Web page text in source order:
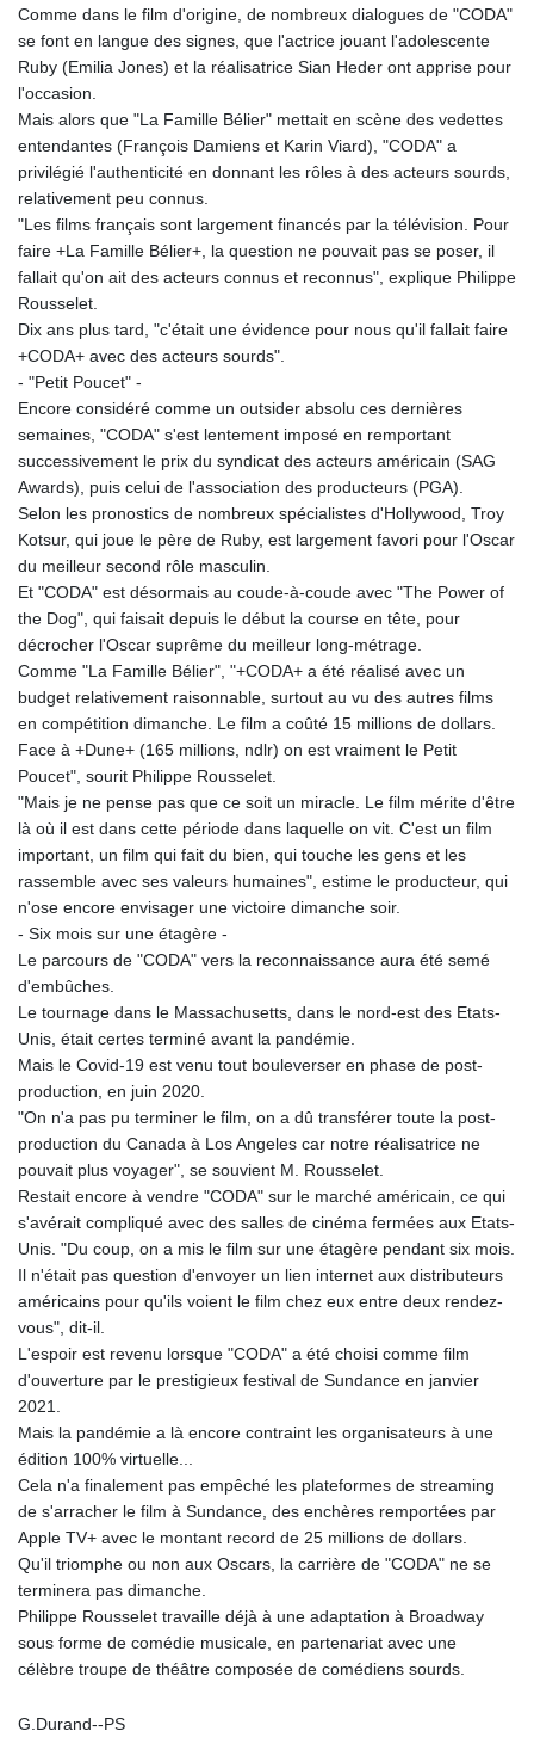
Comme dans le film d'origine, de nombreux dialogues de "CODA"
se font en langue des signes, que l'actrice jouant l'adolescente
Ruby (Emilia Jones) et la réalisatrice Sian Heder ont apprise pour
l'occasion.
Mais alors que "La Famille Bélier" mettait en scène des vedettes
entendantes (François Damiens et Karin Viard), "CODA" a
privilégié l'authenticité en donnant les rôles à des acteurs sourds,
relativement peu connus.
"Les films français sont largement financés par la télévision. Pour
faire +La Famille Bélier+, la question ne pouvait pas se poser, il
fallait qu'on ait des acteurs connus et reconnus", explique Philippe
Rousselet.
Dix ans plus tard, "c'était une évidence pour nous qu'il fallait faire
+CODA+ avec des acteurs sourds".
- "Petit Poucet" -
Encore considéré comme un outsider absolu ces dernières
semaines, "CODA" s'est lentement imposé en remportant
successivement le prix du syndicat des acteurs américain (SAG
Awards), puis celui de l'association des producteurs (PGA).
Selon les pronostics de nombreux spécialistes d'Hollywood, Troy
Kotsur, qui joue le père de Ruby, est largement favori pour l'Oscar
du meilleur second rôle masculin.
Et "CODA" est désormais au coude-à-coude avec "The Power of
the Dog", qui faisait depuis le début la course en tête, pour
décrocher l'Oscar suprême du meilleur long-métrage.
Comme "La Famille Bélier", "+CODA+ a été réalisé avec un
budget relativement raisonnable, surtout au vu des autres films
en compétition dimanche. Le film a coûté 15 millions de dollars.
Face à +Dune+ (165 millions, ndlr) on est vraiment le Petit
Poucet", sourit Philippe Rousselet.
"Mais je ne pense pas que ce soit un miracle. Le film mérite d'être
là où il est dans cette période dans laquelle on vit. C'est un film
important, un film qui fait du bien, qui touche les gens et les
rassemble avec ses valeurs humaines", estime le producteur, qui
n'ose encore envisager une victoire dimanche soir.
- Six mois sur une étagère -
Le parcours de "CODA" vers la reconnaissance aura été semé
d'embûches.
Le tournage dans le Massachusetts, dans le nord-est des Etats-
Unis, était certes terminé avant la pandémie.
Mais le Covid-19 est venu tout bouleverser en phase de post-
production, en juin 2020.
"On n'a pas pu terminer le film, on a dû transférer toute la post-
production du Canada à Los Angeles car notre réalisatrice ne
pouvait plus voyager", se souvient M. Rousselet.
Restait encore à vendre "CODA" sur le marché américain, ce qui
s'avérait compliqué avec des salles de cinéma fermées aux Etats-
Unis. "Du coup, on a mis le film sur une étagère pendant six mois.
Il n'était pas question d'envoyer un lien internet aux distributeurs
américains pour qu'ils voient le film chez eux entre deux rendez-
vous", dit-il.
L'espoir est revenu lorsque "CODA" a été choisi comme film
d'ouverture par le prestigieux festival de Sundance en janvier
2021.
Mais la pandémie a là encore contraint les organisateurs à une
édition 100% virtuelle...
Cela n'a finalement pas empêché les plateformes de streaming
de s'arracher le film à Sundance, des enchères remportées par
Apple TV+ avec le montant record de 25 millions de dollars.
Qu'il triomphe ou non aux Oscars, la carrière de "CODA" ne se
terminera pas dimanche.
Philippe Rousselet travaille déjà à une adaptation à Broadway
sous forme de comédie musicale, en partenariat avec une
célèbre troupe de théâtre composée de comédiens sourds.
G.Durand--PS